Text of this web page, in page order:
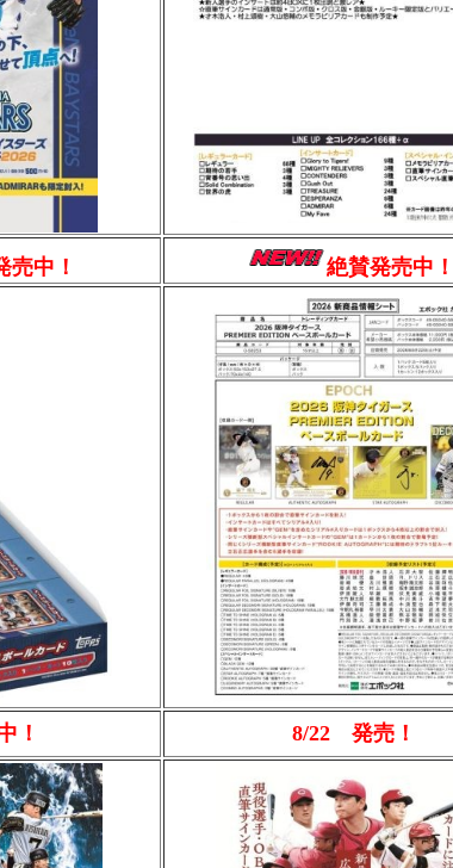
売中！ 絶賛発売中！
！ 8/22 発売！